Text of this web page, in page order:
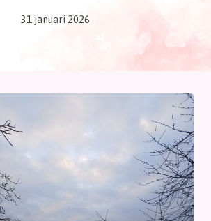
31 januari 2026